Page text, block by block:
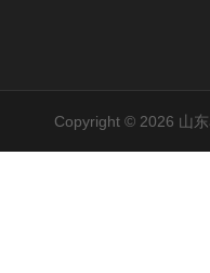
Copyright © 2026 山